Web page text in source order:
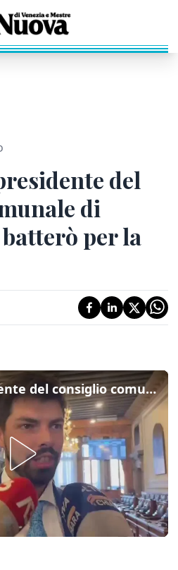
del
di
per la
Senno, neo presidente del consiglio comunale di Venezia: "Mi batterò per la città"